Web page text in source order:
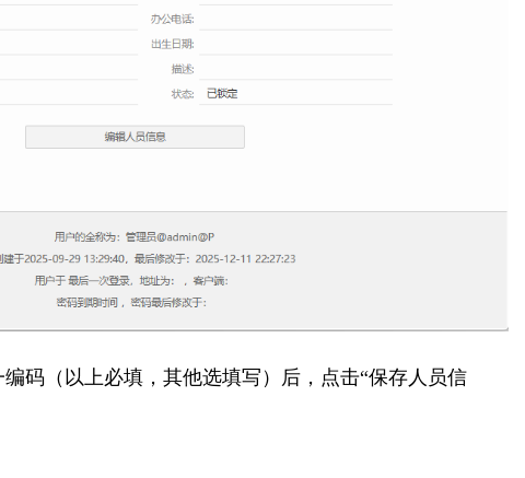
码（以上必填，其他选填写）后，点击“保存人员信